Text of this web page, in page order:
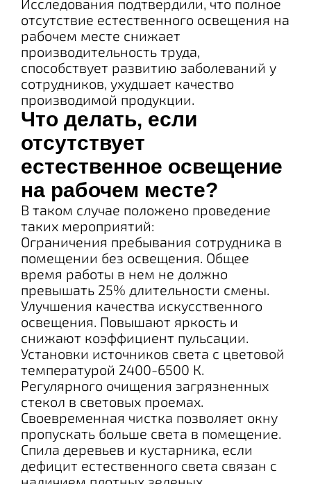
Исследования подтвердили, что полное
отсутствие естественного освещения на
рабочем месте снижает
производительность труда,
способствует развитию заболеваний у
сотрудников, ухудшает качество
производимой продукции.
Что делать, если
отсутствует
естественное освещение
на рабочем месте?
В таком случае положено проведение
таких мероприятий:
Ограничения пребывания сотрудника в
помещении без освещения. Общее
время работы в нем не должно
превышать 25% длительности смены.
Улучшения качества искусственного
освещения. Повышают яркость и
снижают коэффициент пульсации.
Установки источников света с цветовой
температурой 2400-6500 К.
Регулярного очищения загрязненных
стекол в световых проемах.
Своевременная чистка позволяет окну
пропускать больше света в помещение.
Спила деревьев и кустарника, если
дефицит естественного света связан с